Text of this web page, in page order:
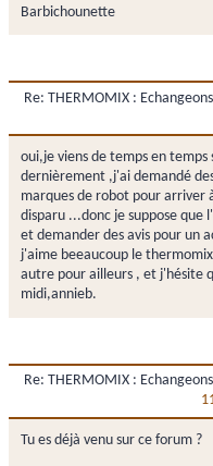
Barbichounette
Re: THERMOMIX :
oui,je viens de temps en
dernièrement ,j'ai demandé
marques de robot pour arriver
disparu ...donc je suppose que
et demander des avis pour un
j'aime beeaucoup le
autre pour ailleurs , et j'hésite
midi,annieb.
Re: THERMOMIX :
Tu es déjà venu sur ce forum ?